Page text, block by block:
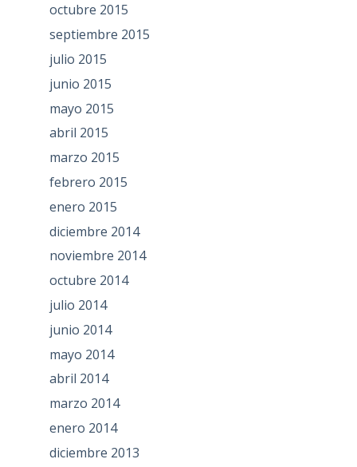
octubre 2015
septiembre 2015
julio 2015
junio 2015
mayo 2015
abril 2015
marzo 2015
febrero 2015
enero 2015
diciembre 2014
noviembre 2014
octubre 2014
julio 2014
junio 2014
mayo 2014
abril 2014
marzo 2014
enero 2014
diciembre 2013